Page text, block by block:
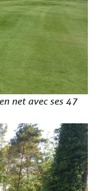
net avec ses 47